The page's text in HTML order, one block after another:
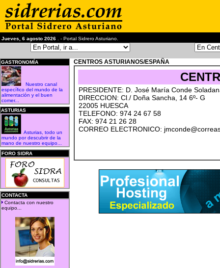
Jueves, 6 agosto 2026 . - Portal Sidrero Asturiano.
GASTRONOMÍA
Nuestro canal
específico del mundo de la
alimentación y el buen
comer...
ASTURIAS
Asturias, todo un
mundo por descubrir de la
mano de nuestro equipo...
FORO SIDRA
CONTACTA
Contacta con nuestro
equipo...
CENTROS ASTURIANOS/ESPAÑA
PRESIDENTE: D. José María Conde
DIRECCION: Cl./ Doña Sancha, 14 6º- G
22005 HUESCA
TELEFONO: 974 24 67 58
FAX: 974 21 26 28
CORREO ELECTRONICO: